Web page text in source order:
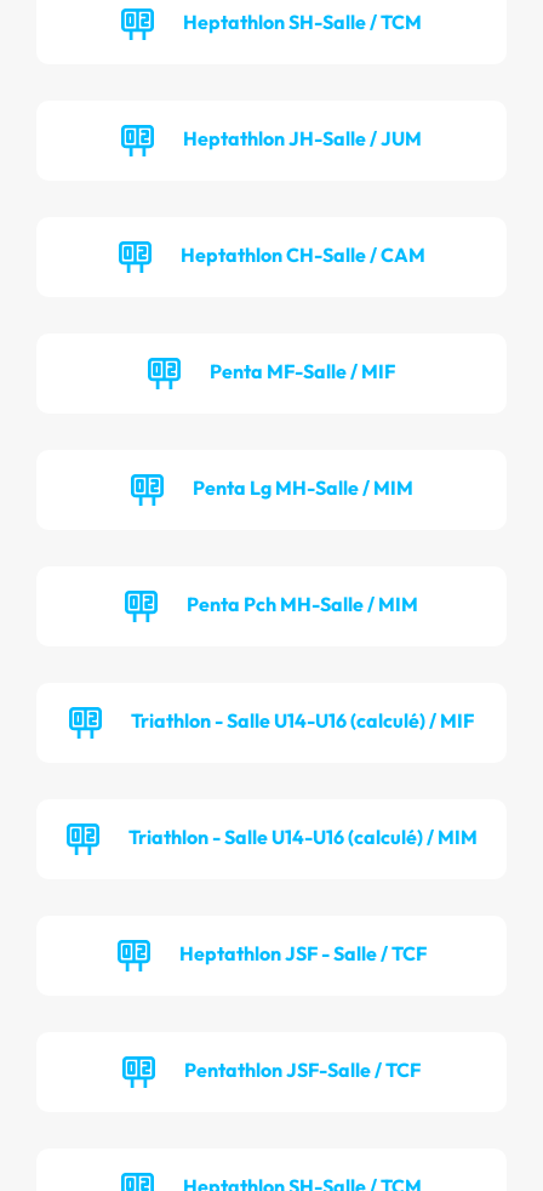
Heptathlon SH-Salle / TCM
Heptathlon JH-Salle / JUM
Heptathlon CH-Salle / CAM
Penta MF-Salle / MIF
Penta Lg MH-Salle / MIM
Penta Pch MH-Salle / MIM
Triathlon - Salle U14-U16 (calculé) / MIF
Triathlon - Salle U14-U16 (calculé) / MIM
Heptathlon JSF - Salle / TCF
Pentathlon JSF-Salle / TCF
Heptathlon SH-Salle / TCM